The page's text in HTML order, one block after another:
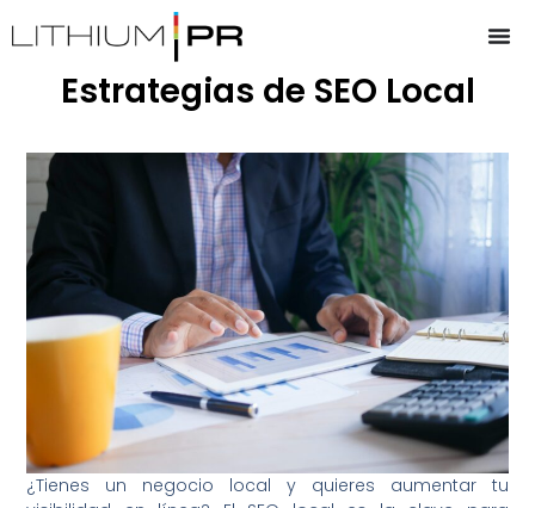
Estrategias de SEO Local
¿Tienes un negocio local y quieres aumentar tu